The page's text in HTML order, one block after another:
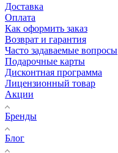
Доставка
Оплата
Как оформить заказ
Возврат и гарантия
Часто задаваемые вопросы
Подарочные карты
Дисконтная программа
Лицензионный товар
Акции
Бренды
Блог